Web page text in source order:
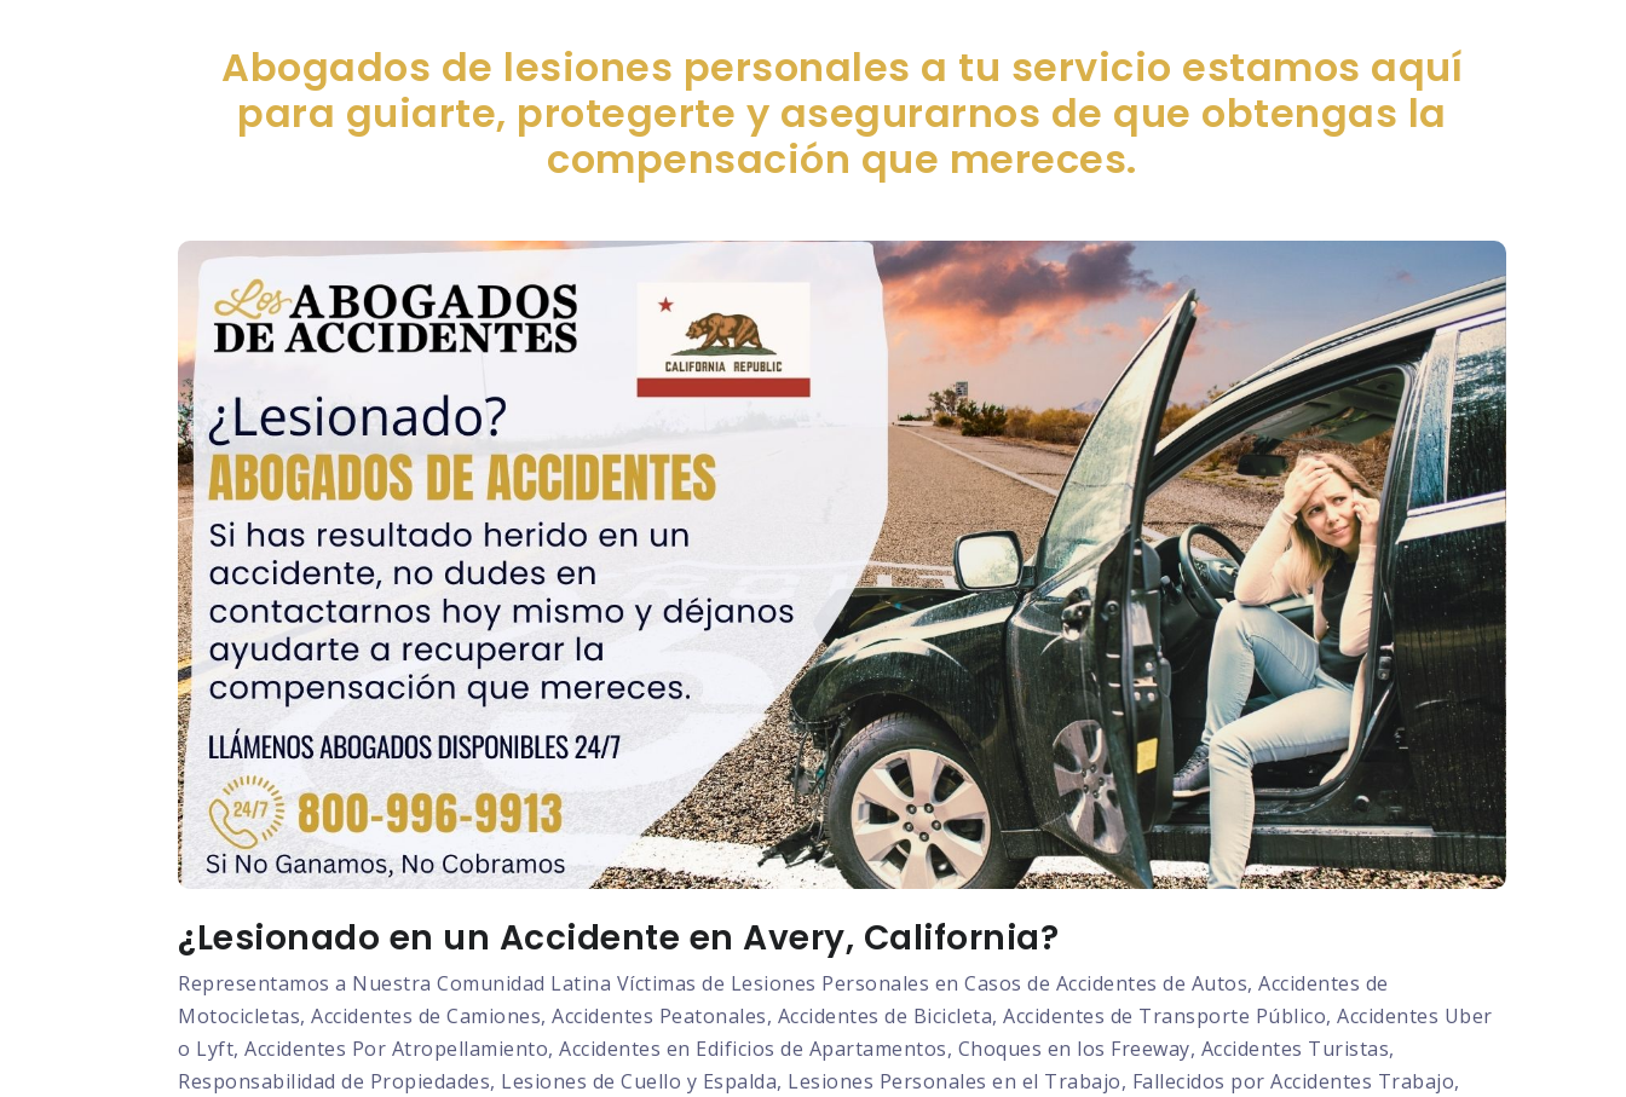
Abogados de lesiones personales a tu servicio estamos aquí
para guiarte, protegerte y asegurarnos de que obtengas la
compensación que mereces.
¿Lesionado en un Accidente en Avery, California?
Representamos a Nuestra Comunidad Latina Víctimas de Lesiones Personales en Casos de Accidentes de Autos, Accidentes de
Motocicletas, Accidentes de Camiones, Accidentes Peatonales, Accidentes de Bicicleta, Accidentes de Transporte Público, Accidentes Uber
o Lyft, Accidentes Por Atropellamiento, Accidentes en Edificios de Apartamentos, Choques en los Freeway, Accidentes Turistas,
Responsabilidad de Propiedades, Lesiones de Cuello y Espalda, Lesiones Personales en el Trabajo, Fallecidos por Accidentes Trabajo,